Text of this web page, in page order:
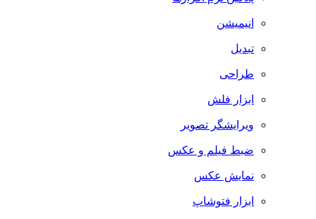
انیمیشن
تبدیل
طراحی
ابزار فلش
ویرایشگر تصویر
ضبط فيلم و عكس
نمایش عکس
ابزار فتوشاپ